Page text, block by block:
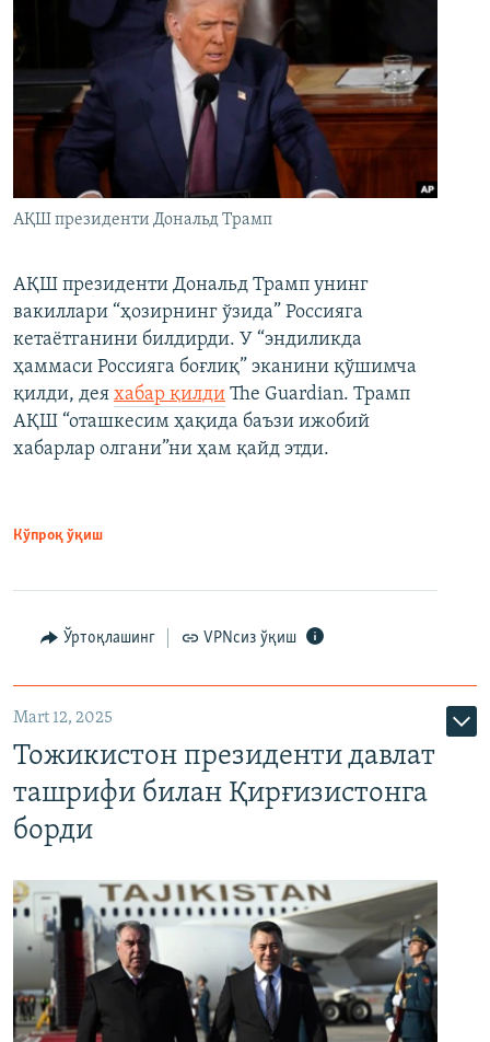
АҚШ президенти Дональд Трамп
АҚШ президенти Дональд Трамп унинг
вакиллари “ҳозирнинг ўзида” Россияга
кетаётганини билдирди. У “эндиликда
ҳаммаси Россияга боғлиқ” эканини қўшимча
қилди, дея хабар қилди The Guardian. Трамп
АҚШ “оташкесим ҳақида баъзи ижобий
хабарлар олгани”ни ҳам қайд этди.
Кўпроқ ўқиш
Ўртоқлашинг VPNсиз ўқиш
Mart 12, 2025
Тожикистон президенти давлат
ташрифи билан Қирғизистонга
борди